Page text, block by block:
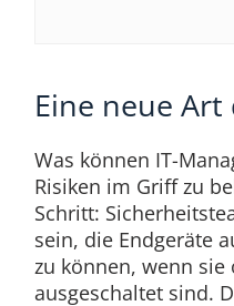
Eine neue
Was können IT-
Risiken im Griff zu
Schritt:
sein, die Endgeräte
zu können, wenn
ausgeschaltet sind.